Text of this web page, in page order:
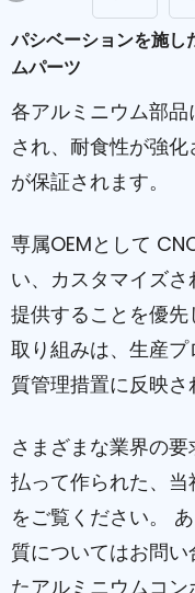
パシベーションを施し
ムパーツ
各アルミニウム部
され、耐食性が強
が保証されます。
専属OEMとして
い、カスタマイズ
提供することを優
取り組みは、生産
質管理措置に反映さ
さまざまな業界の
払って作られた、
をご覧ください。
質についてはお問い
たアルミニウムコン